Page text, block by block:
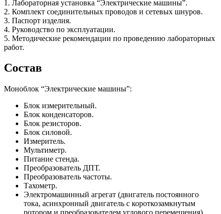
1. Лабораторная установка “Электрические машины”.
2. Комплект соединительных проводов и сетевых шнуров.
3. Паспорт изделия.
4. Руководство по эксплуатации.
5. Методические рекомендации по проведению лабораторных
работ.
Состав
Моноблок “Электрические машины”:
Блок измерительный.
Блок конденсаторов.
Блок резисторов.
Блок силовой.
Измеритель.
Мультиметр.
Питание стенда.
Преобразователь ДПТ.
Преобразователь частоты.
Тахометр.
Электромашинный агрегат (двигатель постоянного
тока, асинхронный двигатель с короткозамкнутым